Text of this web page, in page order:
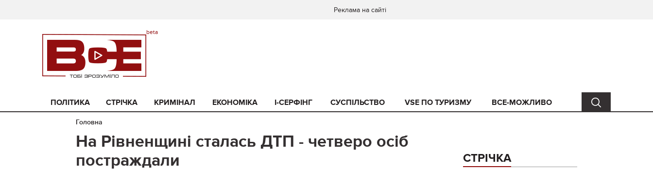
Реклама на сайті
ПОЛІТИКА СТРІЧКА КРИМІНАЛ ЕКОНОМІКА I-СЕРФІНГ СУСПІЛЬСТВО VSE ПО ТУРИЗМУ ВСЕ-МОЖЛИВО
Головна
На Рівненщині сталась ДТП - четверо осіб
постраждали
СТРІЧКА